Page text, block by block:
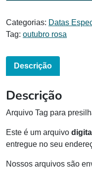
Categorias: Datas
Tag: outubro rosa
Descrição
Descrição
Arquivo Tag para
Este é um arquivo digital
entregue no seu
Nossos arquivos são